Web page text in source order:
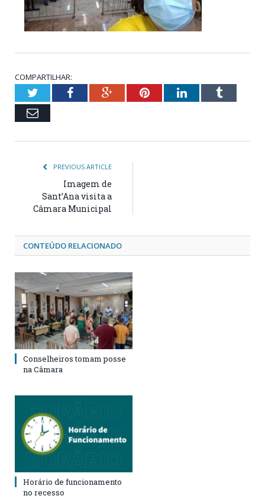
COMPARTILHAR:
TwitterFacebookGoogle+PinterestLinkedInTumblr
Email
PREVIOUS ARTICLE
Imagem de
Sant’Ana visita a
Câmara Municipal
CONTEÚDO RELACIONADO
Conselheiros tomam posse
na Câmara
Horário de funcionamento
no recesso